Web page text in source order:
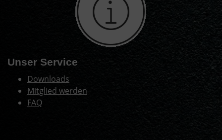
Unser Service
Downloads
Mitglied werden
FAQ